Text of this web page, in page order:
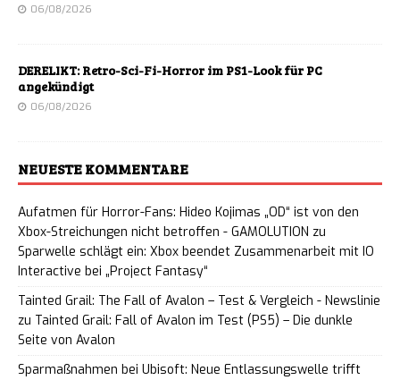
06/08/2026
DERELIKT: Retro-Sci-Fi-Horror im PS1-Look für PC
angekündigt
06/08/2026
NEUESTE KOMMENTARE
Aufatmen für Horror-Fans: Hideo Kojimas „OD“ ist von den
Xbox-Streichungen nicht betroffen - GAMOLUTION zu
Sparwelle schlägt ein: Xbox beendet Zusammenarbeit mit IO
Interactive bei „Project Fantasy“
Tainted Grail: The Fall of Avalon – Test & Vergleich - Newslinie
zu Tainted Grail: Fall of Avalon im Test (PS5) – Die dunkle
Seite von Avalon
Sparmaßnahmen bei Ubisoft: Neue Entlassungswelle trifft